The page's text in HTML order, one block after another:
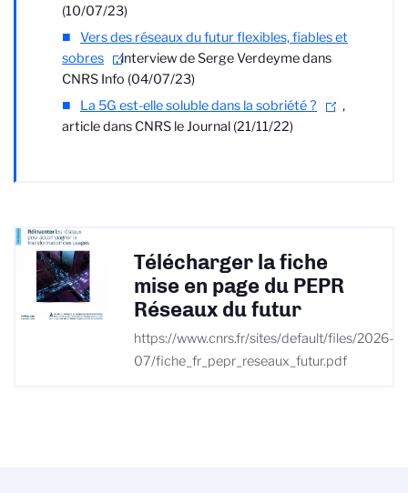
(10/07/23)
Vers des réseaux du futur flexibles, fiables et
sobres
, interview de Serge Verdeyme dans
CNRS Info (04/07/23)
La 5G est-elle soluble dans la sobriété ?
,
article dans CNRS le Journal (21/11/22)
Télécharger la fiche
mise en page du PEPR
Réseaux du futur
https://www.cnrs.fr/sites/default/files/2026-
07/fiche_fr_pepr_reseaux_futur.pdf